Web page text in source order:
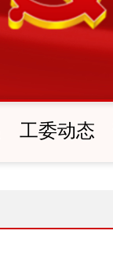
工委动态